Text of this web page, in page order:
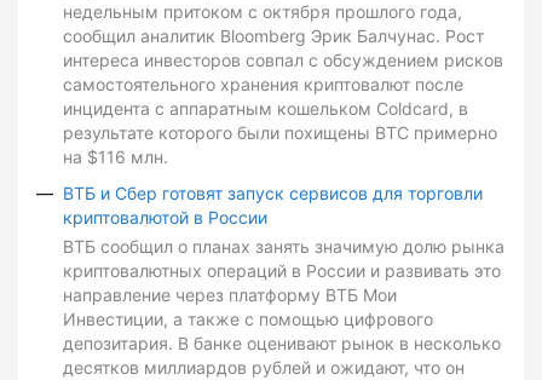
недельным притоком с октября прошлого года,
сообщил аналитик Bloomberg Эрик Балчунас. Рост
интереса инвесторов совпал с обсуждением рисков
самостоятельного хранения криптовалют после
инцидента с аппаратным кошельком Coldcard, в
результате которого были похищены BTC примерно
на $116 млн.
ВТБ и Сбер готовят запуск сервисов для торговли
криптовалютой в России
ВТБ сообщил о планах занять значимую долю рынка
криптовалютных операций в России и развивать это
направление через платформу ВТБ Мои
Инвестиции, а также с помощью цифрового
депозитария. В банке оценивают рынок в несколько
десятков миллиардов рублей и ожидают, что он